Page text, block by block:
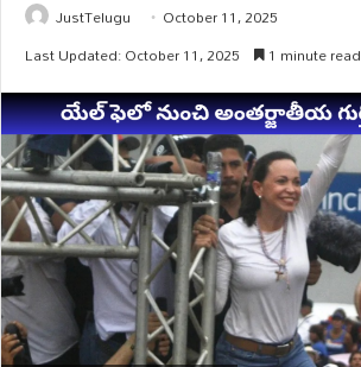
JustTelugu
October 11, 2025
Last Updated: October 11, 2025
1 minute read